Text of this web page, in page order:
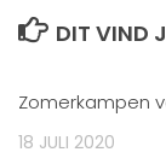
DIT VIND
Zomerkampen
18 JULI 2020